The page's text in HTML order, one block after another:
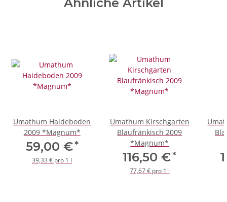
Umathum Haideboden
2009 *Magnum*
59,00 €*
39,33 € pro 1 l
Umathum Kirschgarten
Blaufränkisch 2009
*Magnum*
116,50 €*
77,67 € pro 1 l